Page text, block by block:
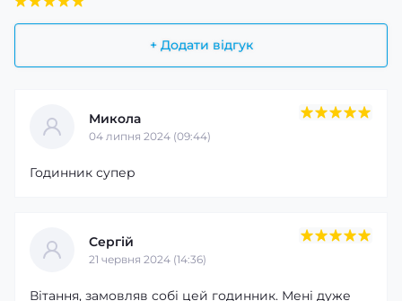
+ Додати відгук
Микола
04 липня 2024 (09:44)
Годинник супер
Сергій
21 червня 2024 (14:36)
Вітання, замовляв собі цей годинник. Мені дуже